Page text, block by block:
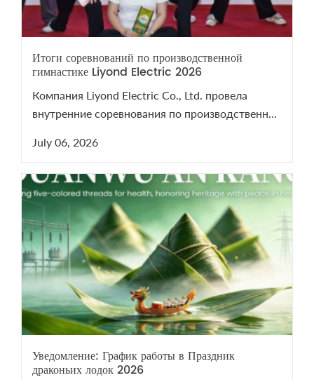
Итоги соревнований по производственной
гимнастике Liyond Electric 2026
Компания Liyond Electric Co., Ltd. провела
внутренние соревнования по производственной
сотрудников.
July 06, 2026
Уведомление: График работы в Праздник
драконьих лодок 2026